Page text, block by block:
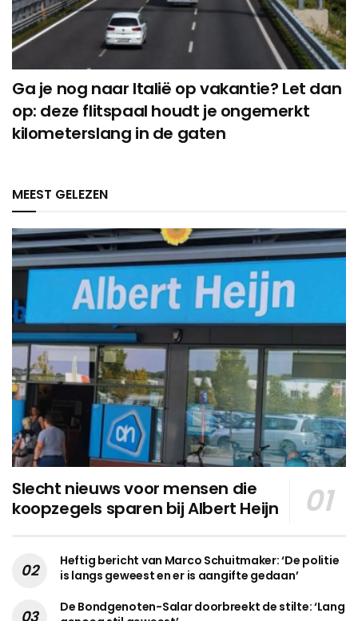
Ga je nog naar Italië op vakantie? Let dan
op: deze flitspaal houdt je ongemerkt
kilometerslang in de gaten
MEEST GELEZEN
Slecht nieuws voor mensen die
koopzegels sparen bij Albert Heijn
Heftig bericht van Marco Schuitmaker: ‘De politie
is langs geweest en er is aangifte gedaan’
De Bondgenoten-Salar doorbreekt de stilte: ‘Lang